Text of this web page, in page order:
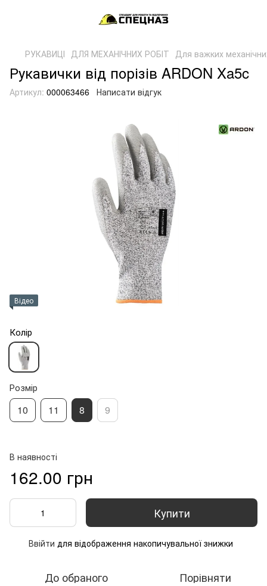
РУКАВИЦІ ДЛЯ МЕХАНІЧНИХ РОБІТ Для важких
Рукавички від порізів ARDON Xa5c
Артикул: 000063466 Написати відгук
Відео
Колір
Розмір
10 11 8 9
В наявності
162.00 грн
Купити
Ввійти для відображення накопичувальної знижки
До обраного Порівняти